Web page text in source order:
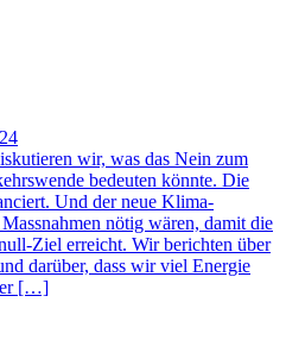
wir, was das Nein zum
bedeuten könnte. Die
Und der neue Klima-
nötig wären, damit die
Ziel erreicht. Wir berichten über
darüber, dass wir viel Energie
[…]